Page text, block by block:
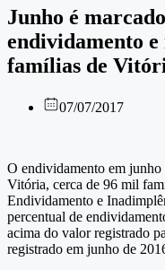
Junho é
endividamento
famílias de
07/07/2017
O endividamento em
Vitória, cerca de 96 mil
Endividamento e
percentual de
acima do valor registrado
registrado em junho de